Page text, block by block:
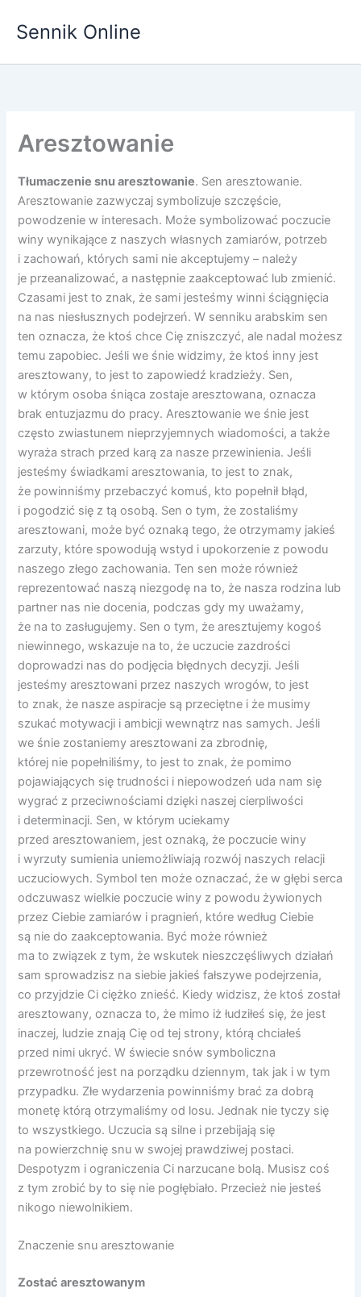
Sennik Online
Aresztowanie
Tłumaczenie snu aresztowanie. Sen aresztowanie.
Aresztowanie zazwyczaj symbolizuje szczęście,
powodzenie w interesach. Może symbolizować poczucie
winy wynikające z naszych własnych zamiarów, potrzeb
i zachowań, których sami nie akceptujemy – należy
je przeanalizować, a następnie zaakceptować lub zmienić.
Czasami jest to znak, że sami jesteśmy winni ściągnięcia
na nas niesłusznych podejrzeń. W senniku arabskim sen
ten oznacza, że ktoś chce Cię zniszczyć, ale nadal możesz
temu zapobiec. Jeśli we śnie widzimy, że ktoś inny jest
aresztowany, to jest to zapowiedź kradzieży. Sen,
w którym osoba śniąca zostaje aresztowana, oznacza
brak entuzjazmu do pracy. Aresztowanie we śnie jest
często zwiastunem nieprzyjemnych wiadomości, a także
wyraża strach przed karą za nasze przewinienia. Jeśli
jesteśmy świadkami aresztowania, to jest to znak,
że powinniśmy przebaczyć komuś, kto popełnił błąd,
i pogodzić się z tą osobą. Sen o tym, że zostaliśmy
aresztowani, może być oznaką tego, że otrzymamy jakieś
zarzuty, które spowodują wstyd i upokorzenie z powodu
naszego złego zachowania. Ten sen może również
reprezentować naszą niezgodę na to, że nasza rodzina lub
partner nas nie docenia, podczas gdy my uważamy,
że na to zasługujemy. Sen o tym, że aresztujemy kogoś
niewinnego, wskazuje na to, że uczucie zazdrości
doprowadzi nas do podjęcia błędnych decyzji. Jeśli
jesteśmy aresztowani przez naszych wrogów, to jest
to znak, że nasze aspiracje są przeciętne i że musimy
szukać motywacji i ambicji wewnątrz nas samych. Jeśli
we śnie zostaniemy aresztowani za zbrodnię,
której nie popełniliśmy, to jest to znak, że pomimo
pojawiających się trudności i niepowodzeń uda nam się
wygrać z przeciwnościami dzięki naszej cierpliwości
i determinacji. Sen, w którym uciekamy
przed aresztowaniem, jest oznaką, że poczucie winy
i wyrzuty sumienia uniemożliwiają rozwój naszych relacji
uczuciowych. Symbol ten może oznaczać, że w głębi serca
odczuwasz wielkie poczucie winy z powodu żywionych
przez Ciebie zamiarów i pragnień, które według Ciebie
są nie do zaakceptowania. Być może również
ma to związek z tym, że wskutek nieszczęśliwych działań
sam sprowadzisz na siebie jakieś fałszywe podejrzenia,
co przyjdzie Ci ciężko znieść. Kiedy widzisz, że ktoś został
aresztowany, oznacza to, że mimo iż łudziłeś się, że jest
inaczej, ludzie znają Cię od tej strony, którą chciałeś
przed nimi ukryć. W świecie snów symboliczna
przewrotność jest na porządku dziennym, tak jak i w tym
przypadku. Złe wydarzenia powinniśmy brać za dobrą
monetę którą otrzymaliśmy od losu. Jednak nie tyczy się
to wszystkiego. Uczucia są silne i przebijają się
na powierzchnię snu w swojej prawdziwej postaci.
Despotyzm i ograniczenia Ci narzucane bolą. Musisz coś
z tym zrobić by to się nie pogłębiało. Przecież nie jesteś
nikogo niewolnikiem.
Znaczenie snu aresztowanie
Zostać aresztowanym